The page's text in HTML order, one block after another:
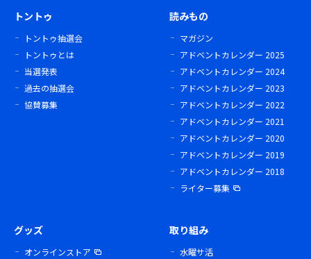
トントゥ
トントゥ抽選会
トントゥとは
当選発表
過去の抽選会
協賛募集
読みもの
マガジン
アドベントカレンダー 2025
アドベントカレンダー 2024
アドベントカレンダー 2023
アドベントカレンダー 2022
アドベントカレンダー 2021
アドベントカレンダー 2020
アドベントカレンダー 2019
アドベントカレンダー 2018
ライター募集
グッズ
オンラインストア
取り組み
水曜サ活